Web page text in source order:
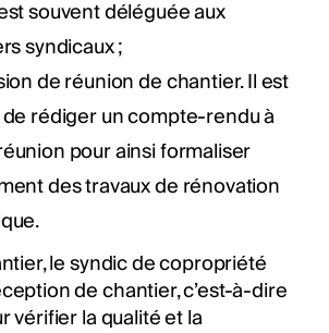
souvent déléguée aux
syndicaux ;
de réunion de chantier. Il est
rédiger un compte-rendu à
pour ainsi formaliser
des travaux de rénovation
le syndic de copropriété
de chantier, c’est-à-dire
vérifier la qualité et la